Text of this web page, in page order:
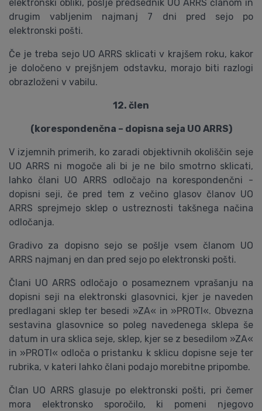
elektronski obliki, pošlje predsednik UO ARRS članom in
drugim vabljenim najmanj 7 dni pred sejo po
elektronski pošti.
Če je treba sejo UO ARRS sklicati v krajšem roku, kakor
je določeno v prejšnjem odstavku, morajo biti razlogi
obrazloženi v vabilu.
12. člen
(korespondenčna – dopisna seja UO ARRS)
V izjemnih primerih, ko zaradi objektivnih okoliščin seje
UO ARRS ni mogoče ali bi je ne bilo smotrno sklicati,
lahko člani UO ARRS odločajo na korespondenčni -
dopisni seji, če pred tem z večino glasov članov UO
ARRS sprejmejo sklep o ustreznosti takšnega načina
odločanja.
Gradivo za dopisno sejo se pošlje vsem članom UO
ARRS najmanj en dan pred sejo po elektronski pošti.
Člani UO ARRS odločajo o posameznem vprašanju na
dopisni seji na elektronski glasovnici, kjer je naveden
predlagani sklep ter besedi »ZA« in »PROTI«. Obvezna
sestavina glasovnice so poleg navedenega sklepa še
datum in ura sklica seje, sklep, kjer se z besedilom »ZA«
in »PROTI« odloča o pristanku k sklicu dopisne seje ter
rubrika, v kateri lahko člani podajo morebitne pripombe.
Član UO ARRS glasuje po elektronski pošti, pri čemer
mora elektronsko sporočilo, ki pomeni njegovo